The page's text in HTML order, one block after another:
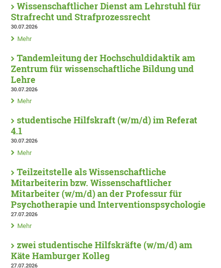
Wissenschaftlicher Dienst am Lehrstuhl für
Strafrecht und Strafprozessrecht
30.07.2026
Mehr
Tandemleitung der Hochschuldidaktik am
Zentrum für wissenschaftliche Bildung und
Lehre
30.07.2026
Mehr
studentische Hilfskraft (w/m/d) im Referat
4.1
30.07.2026
Mehr
Teilzeitstelle als Wissenschaftliche
Mitarbeiterin bzw. Wissenschaftlicher
Mitarbeiter (w/m/d) an der Professur für
Psychotherapie und Interventionspsychologie
27.07.2026
Mehr
zwei studentische Hilfskräfte (w/m/d) am
Käte Hamburger Kolleg
27.07.2026